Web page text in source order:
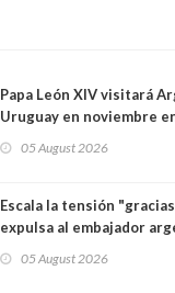
Papa León XIV visitará
Uruguay en noviembre
05 August 2026
Escala la tensión
expulsa al embajador
trasandino
05 August 2026